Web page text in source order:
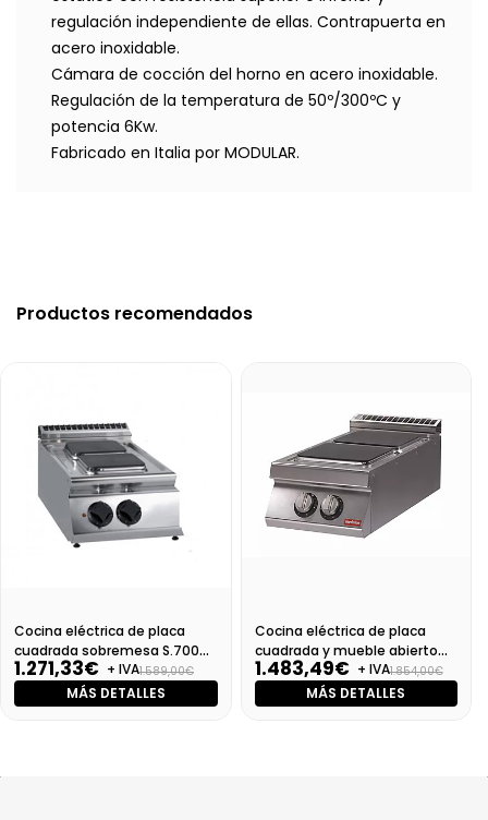
regulación independiente de ellas. Contrapuerta en
acero inoxidable.
Cámara de cocción del horno en acero inoxidable.
Regulación de la temperatura de 50º/300ºC y
potencia 6Kw.
Fabricado en Italia por MODULAR.
Productos recomendados
Cocina eléctrica de placa
cuadrada sobremesa S.700
SV 74 PCEQ-T
1.271,33€ + IVA1.589,00€
MÁS DETALLES
Cocina eléctrica de placa
cuadrada y mueble abierto
S.700 SV 74 PCEQ
1.483,49€ + IVA1.854,00€
MÁS DETALLES